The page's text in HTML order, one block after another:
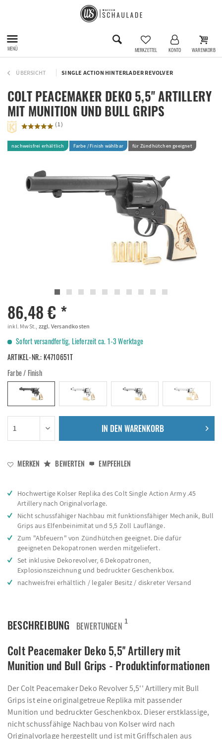
MENÜ MERKZETTEL KONTO WARENKORB
ÜBERSICHT SINGLE ACTION HINTERLADER REVOLVER
COLT PEACEMAKER DEKO 5,5'' ARTILLERY
MIT MUNITION UND BULL GRIPS
(1)
nachweisfrei erhältlich Farbe / Finish wählbar für Zündhütchen geeignet
86,48 € *
inkl. MwSt., zzgl. Versandkosten
Sofort versandfertig, Lieferzeit ca. 1-3 Werktage
ARTIKEL-NR.:K4710651T
Farbe / Finish
IN DEN WARENKORB
MERKEN BEWERTEN EMPFEHLEN
Hochwertige Kolser Replika des Colt Single Action Army .45
Artillery nach Originalvorlage.
Nicht schussfähiger Nachbau mit funktionsfähiger Mechanik, Bull
Grips aus Elfenbeinimitat und 5,5 Zoll Lauflänge.
Zum "Abfeuern" von Zündhütchen geeignet. Die dafür
geeigneten Dekopatronen werden mitgeliefert.
Set inklusive Dekorevolver, 6 Dekopatronen,
Explosionszeichnung und bedruckter Geschenkbox.
nachweisfrei erhältlich / legaler Besitz / diskreter Versand
BESCHREIBUNG BEWERTUNGEN 1
Colt Peacemaker Deko 5,5'' Artillery mit
Munition und Bull Grips - Produktinformationen
Der Colt Peacemaker Deko Revolver 5,5'' Artillery mit Bull
Grips ist eine originalgetreue Replika mit passender
Munition und bedruckter Geschenkbox. Dieser erstklassige,
nicht schussfähige Nachbau von Kolser wird nach
Originalvorlage hergestellt und ist mit Griffschalen aus